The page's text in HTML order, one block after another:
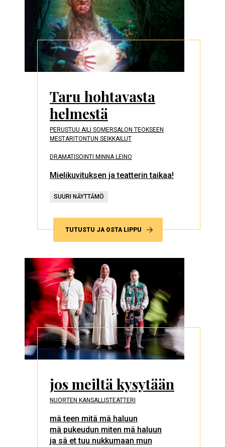
Taru hohtavasta
helmestä
PERUSTUU AILI SOMERSALON TEOKSEEN
MESTARITONTUN SEIKKAILUT
DRAMATISOINTI MINNA LEINO
Mielikuvituksen ja teatterin taikaa!
SUURI NÄYTTÄMÖ
TUTUSTU JA OSTA LIPPU
jos meiltä kysytään
NUORTEN KANSALLISTEATTERI
mä teen mitä mä haluun
mä pukeudun miten mä haluun
ja sä et tuu nukkumaan mun